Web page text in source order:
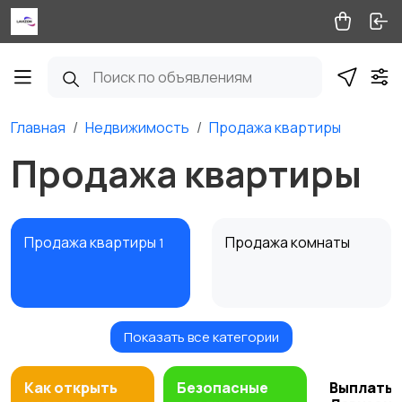
Главная Недвижимость Продажа квартиры
Продажа квартиры
Продажа квартиры 1 Продажа комнаты
Продажа дома Продажа участка
Показать все категории
Как открыть
Безопасные
Выплаты